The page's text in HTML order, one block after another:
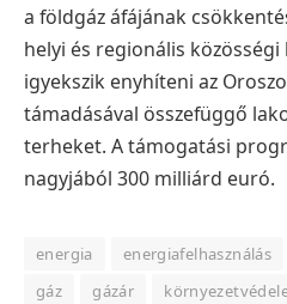
a földgáz áfájának
helyi és regionális
igyekszik enyhíteni az
támadásával összefüggő
terheket. A támogatási
nagyjából 300 milliárd euró.
energia energiafelhasználás
gáz
gázár